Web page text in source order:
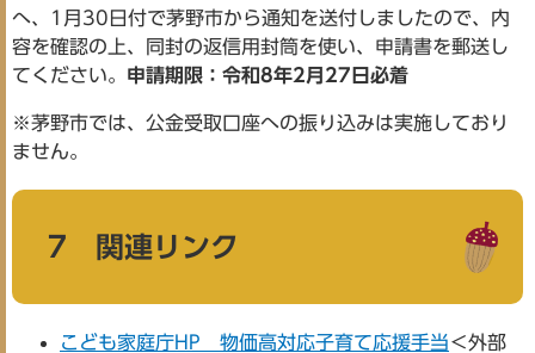
へ、1月30日付で茅野市から通知を送付しましたので、内
容を確認の上、同封の返信用封筒を使い、申請書を郵送し
てください。 申請期限：令和8年2月27日必着
※茅野市では、公金受取口座への振り込みは実施しており
ません。
7 関連リンク
こども家庭庁HP 物価高対応子育て応援手当＜外部